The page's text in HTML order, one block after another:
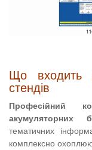
Що входить
стендів
Професійний
акумуляторних
тематичних
комплексно